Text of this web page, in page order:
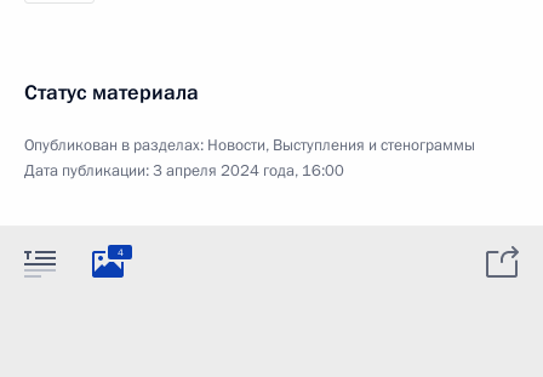
Статус материала
Опубликован в разделах: Новости, Выступления и стенограммы
Дата публикации:3 апреля 2024 года, 16:00
4